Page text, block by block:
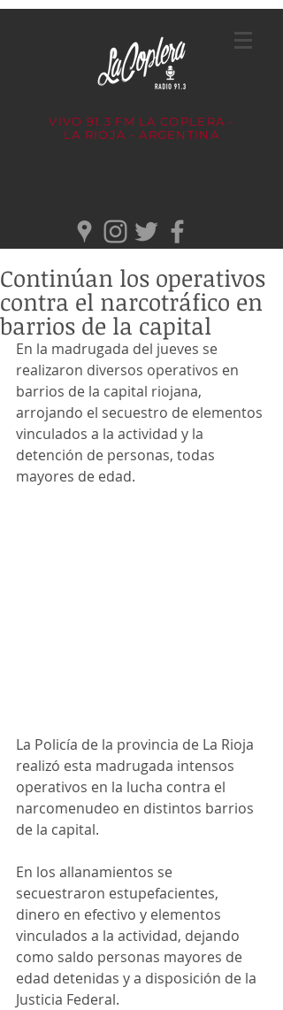
VIVO 91.3 FM LA COPLERA -
LA RIOJA - ARGENTINA
Continúan los operativos
contra el narcotráfico en
barrios de la capital
En la madrugada del jueves se
realizaron diversos operativos en
barrios de la capital riojana,
arrojando el secuestro de elementos
vinculados a la actividad y la
detención de personas, todas
mayores de edad.
La Policía de la provincia de La Rioja
realizó esta madrugada intensos
operativos en la lucha contra el
narcomenudeo en distintos barrios
de la capital.
En los allanamientos se
secuestraron estupefacientes,
dinero en efectivo y elementos
vinculados a la actividad, dejando
como saldo personas mayores de
edad detenidas y a disposición de la
Justicia Federal.